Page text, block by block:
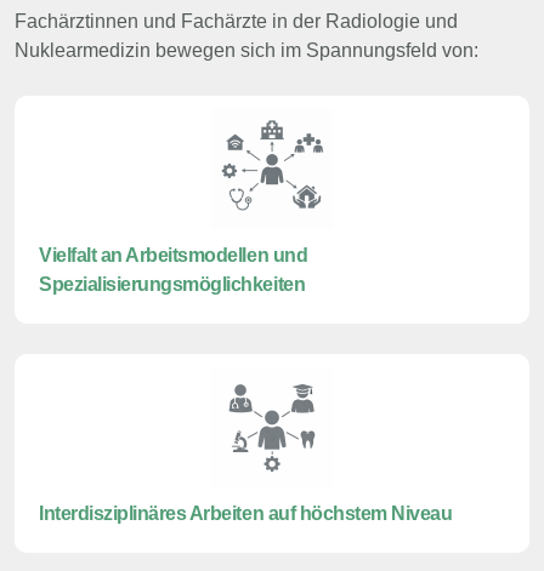
Fachärztinnen und Fachärzte in der Radiologie und
Nuklearmedizin bewegen sich im Spannungsfeld von:
Vielfalt an Arbeitsmodellen und
Spezialisierungsmöglichkeiten
Interdisziplinäres Arbeiten auf höchstem Niveau